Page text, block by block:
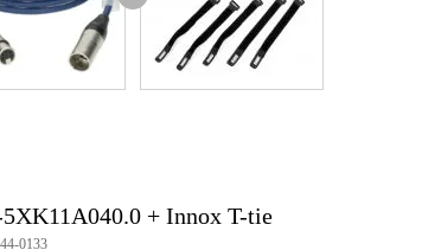
PD4-5XK11A040.0
code: 4255646702887
Klotz
+ Innox T-tie
0133